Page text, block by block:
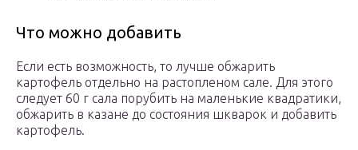
Что можно добавить
Если есть возможность, то лучше обжарить
картофель отдельно на растопленом сале. Для этого
следует 60 г сала порубить на маленькие квадратики,
обжарить в казане до состояния шкварок и добавить
картофель.